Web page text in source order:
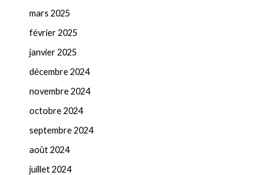
mars 2025
février 2025
janvier 2025
décembre 2024
novembre 2024
octobre 2024
septembre 2024
août 2024
juillet 2024